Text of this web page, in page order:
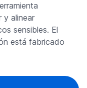
y alinear
sensibles. El
está fabricado